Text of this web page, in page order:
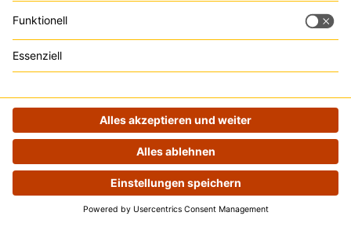
ist für Entscheider:innen im
wie für alle, die es werden
Tipp:Trackboxxist die perfekte
Google Analytics Alternative
Podcast
Kontakt Rechtliches
Zu den